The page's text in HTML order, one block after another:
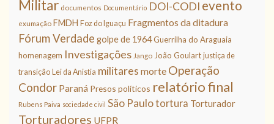
Militar documentos Documentário DOI-CODI evento
exumação FMDH Foz do Iguaçu Fragmentos da ditadura
Fórum Verdade golpe de 1964Guerrilha do Araguaia
homenagem Investigações Jango João Goulart justiça de
transição Lei da Anistia militares morte Operação
Condor Paraná Presos políticos relatório final
Rubens Paiva sociedade civil São Paulotortura Torturador
Torturadores UFPR